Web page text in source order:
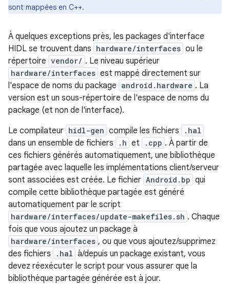
sont mappées en C++.
À quelques exceptions près, les packages d'interface
HIDL se trouvent dans hardware/interfaces ou le
répertoire vendor/ . Le niveau supérieur
hardware/interfaces est mappé directement sur
l'espace de noms du package android.hardware . La
version est un sous-répertoire de l'espace de noms du
package (et non de l'interface).
Le compilateur hidl-gen compile les fichiers .hal
dans un ensemble de fichiers .h et .cpp . À partir de
ces fichiers générés automatiquement, une bibliothèque
partagée avec laquelle les implémentations client/serveur
sont associées est créée. Le fichier Android.bp qui
compile cette bibliothèque partagée est généré
automatiquement par le script
hardware/interfaces/update-makefiles.sh . Chaque
fois que vous ajoutez un package à
hardware/interfaces , ou que vous ajoutez/supprimez
des fichiers
.hal à/depuis un package existant, vous
devez réexécuter le script pour vous assurer que la
bibliothèque partagée générée est à jour.